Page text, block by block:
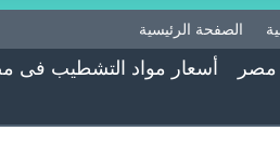
الصفحة الرئيسية
أسعار مواد التشطيب فى مصر